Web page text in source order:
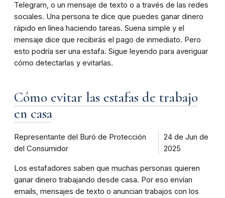
Telegram, o un mensaje de texto o a través de las redes
sociales. Una persona te dice que puedes ganar dinero
rápido en línea haciendo tareas. Suena simple y el
mensaje dice que recibirás el pago de inmediato. Pero
esto podría ser una estafa. Sigue leyendo para averiguar
cómo detectarlas y evitarlas.
Cómo evitar las estafas de trabajo
en casa
Representante del Buró de Protección
del Consumidor
24 de Jun de
2025
Los estafadores saben que muchas personas quieren
ganar dinero trabajando desde casa. Por eso envían
emails, mensajes de texto o anuncian trabajos con los